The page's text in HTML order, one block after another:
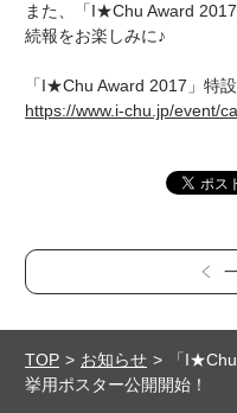
また、「I★Chu Award
続報をお楽しみに♪
「I★Chu Award 2017」特
https://www.i-chu.jp/event/
TOP お知らせ
「
挙用ポスター公開開始！